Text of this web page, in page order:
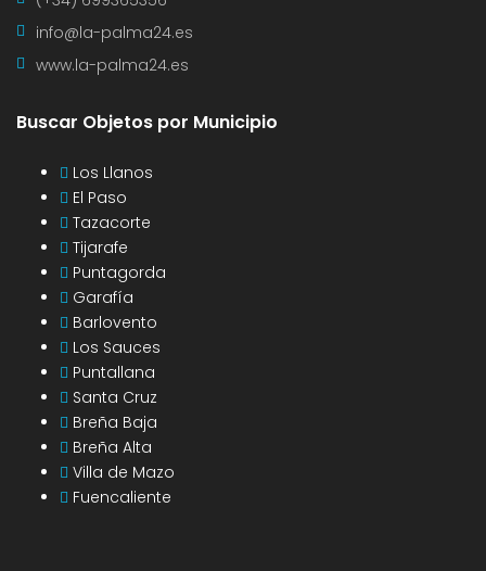
info@la-palma24.es
www.la-palma24.es
Buscar Objetos por Municipio
Los Llanos
El Paso
Tazacorte
Tijarafe
Puntagorda
Garafía
Barlovento
Los Sauces
Puntallana
Santa Cruz
Breña Baja
Breña Alta
Villa de Mazo
Fuencaliente